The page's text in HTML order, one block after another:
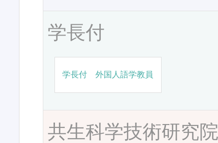
学長付
学長付 外国人語学教員
共生科学技術研究